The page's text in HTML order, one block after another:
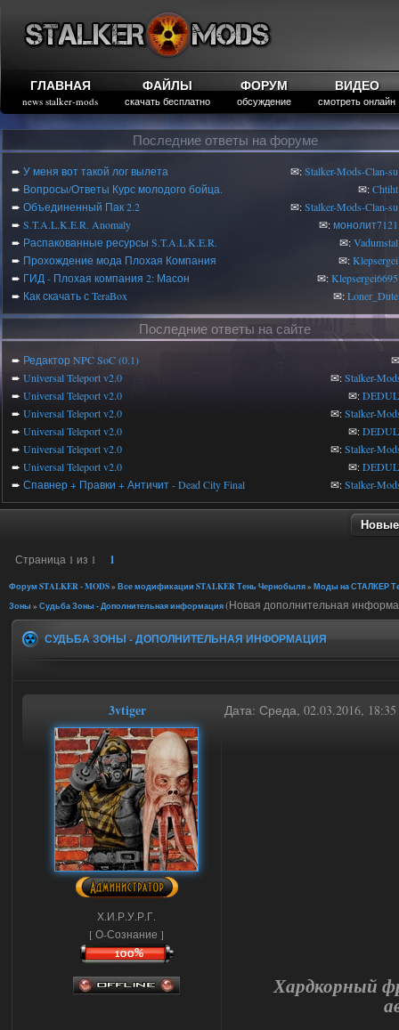
ГЛАВНАЯ
news stalker-mods
ФАЙЛЫ
скачать бесплатно
ФОРУМ
обсуждение
ВИДЕО
смотреть онлайн
Последние ответы на форуме
➨ У меня вот такой лог вылета ✉:Stalker-Mods-Clan-su
➨ Вопросы/Ответы Курс молодого бойца. ✉:Chtiht
➨ Объединенный Пак 2.2 ✉:Stalker-Mods-Clan-su
➨ S.T.A.L.K.E.R. Anomaly ✉:монолит7121
➨ Распакованные ресурсы S.T.A.L.K.E.R. ✉:Vadumstal
➨ Прохождение мода Плохая Компания ✉:Klepsergei
➨ ГИД - Плохая компания 2: Масон ✉:Klepsergei6695
➨ Как скачать с TeraBox ✉:Loner_Dute
Последние ответы на сайте
➨ Редактор NPC SoC (0.1)
➨ Universal Teleport v2.0 ✉:Stalker-
➨ Universal Teleport v2.0 ✉:
➨ Universal Teleport v2.0 ✉:Stalker-
➨ Universal Teleport v2.0 ✉:
➨ Universal Teleport v2.0 ✉:Stalker-
➨ Universal Teleport v2.0 ✉:
➨ Спавнер + Правки + Античит - Dead City Final ✉:Stalker-
Страница 1 из 1 1
Форум STALKER - MODS» Все модификации STALKER Тень Чернобыля» Моды на СТАЛКЕР
Зоны » Судьба Зоны - Дополнительная информация(Новая дополнительная
СУДЬБА ЗОНЫ - ДОПОЛНИТЕЛЬНАЯ ИНФОРМАЦИЯ
3vtiger Дата: Среда, 02.03.2016,
Х.И.Р.У.Р.Г.
[ О-Сознание ]
Хардкорный